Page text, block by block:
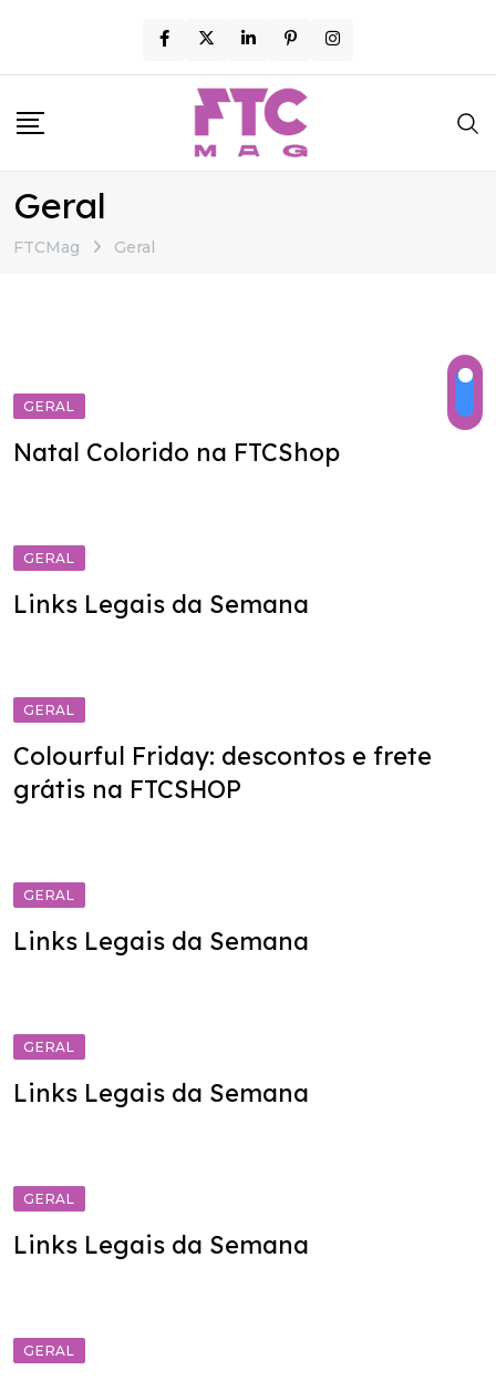
content
Geral
FTCMag Geral
GERAL
Natal Colorido na FTCShop
GERAL
Links Legais da Semana
GERAL
Colourful Friday: descontos e frete
grátis na FTCSHOP
GERAL
Links Legais da Semana
GERAL
Links Legais da Semana
GERAL
Links Legais da Semana
GERAL